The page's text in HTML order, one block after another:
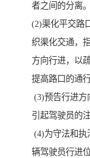
者之间的分离。
(2)渠化平交路
织渠化交通，
方向行进，以
提高路口的通行
(3)预告行进方
引起驾驶员的
(4)为守法和执
辆驾驶员行进